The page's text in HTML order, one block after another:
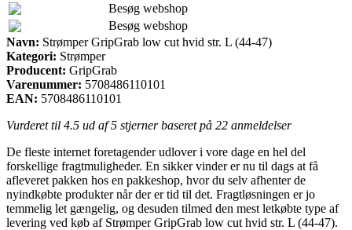
Besøg webshop
Besøg webshop
Navn: Strømper GripGrab low cut hvid str. L (44-47)
Kategori: Strømper
Producent: GripGrab
Varenummer: 5708486110101
EAN: 5708486110101
Vurderet til 4.5 ud af 5 stjerner baseret på 22 anmeldelser
De fleste internet foretagender udlover i vore dage en hel del
forskellige fragtmuligheder. En sikker vinder er nu til dags at få
afleveret pakken hos en pakkeshop, hvor du selv afhenter de
nyindkøbte produkter når der er tid til det. Fragtløsningen er jo
temmelig let gængelig, og desuden tilmed den mest letkøbte type af
levering ved køb af Strømper GripGrab low cut hvid str. L (44-47).